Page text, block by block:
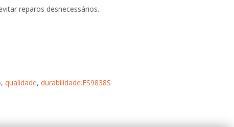
reparos desnecessários.
, qualidade, durabilidade.FS9838S